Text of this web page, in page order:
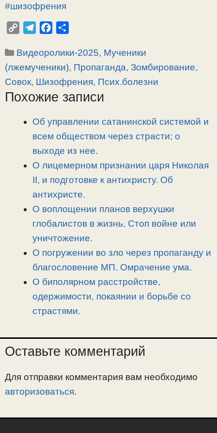
#шизофрения
p
y
n
l
e
g
a
c
e
o
п
и
Рубрики
Видеоролики-2025, Мученики
(лжемученики), Пропаганда, Зомбирование,
Совок, Шизофрения, Псих.болезни
Похожие записи
Об управлении сатанинской системой и
всем обществом через страсти; о
выходе из нее.
О лицемерном признании царя Николая
II, и подготовке к антихристу. Об
антихристе.
О воплощении планов верхушки
глобалистов в жизнь. Стоп войне или
уничтожение.
О погружении во зло через пропаганду и
благословение МП. Омрачение ума.
О биполярном расстройстве,
одержимости, покаянии и борьбе со
страстями.
Оставьте комментарий
Для отправки комментария вам необходимо
авторизоваться.